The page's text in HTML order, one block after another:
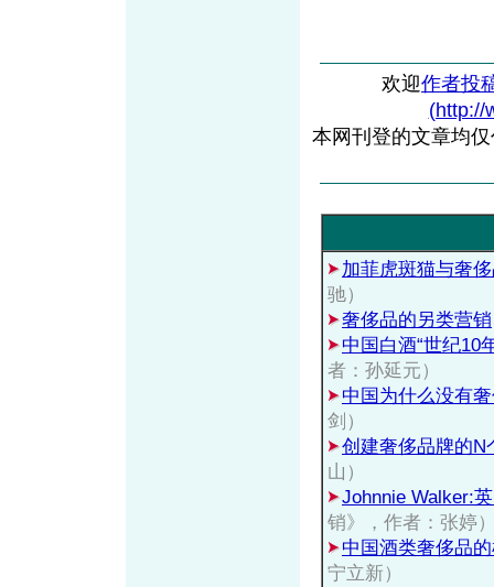
欢迎作者投
(http://
本网刊登的文章均
加菲虎斑猫与奢
驰）
奢侈品的另类营销
中国白酒“世纪10
者：孙延元）
中国为什么没有
剑）
创建奢侈品牌的N
山）
Johnnie Walker:
销》，作者：张婷
中国酒类奢侈品
宁立新）